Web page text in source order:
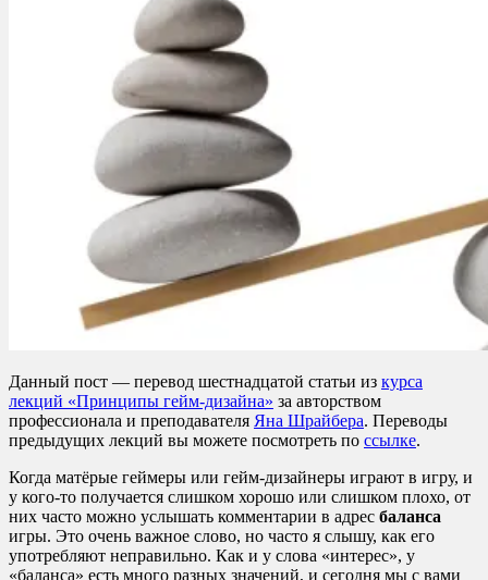
Данный пост — перевод шестнадцатой статьи из курса
лекций «Принципы гейм-дизайна» за авторством
профессионала и преподавателя Яна Шрайбера. Переводы
предыдущих лекций вы можете посмотреть по ссылке.
Когда матёрые геймеры или гейм-дизайнеры играют в игру, и
у кого-то получается слишком хорошо или слишком плохо, от
них часто можно услышать комментарии в адрес баланса
игры. Это очень важное слово, но часто я слышу, как его
употребляют неправильно. Как и у слова «интерес», у
«баланса» есть много разных значений, и сегодня мы с вами